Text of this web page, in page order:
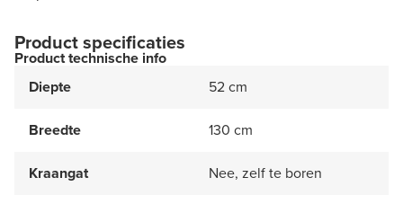
Product specificaties
Product technische info
Diepte
52 cm
Breedte 130 cm
Kraangat Nee, zelf te boren